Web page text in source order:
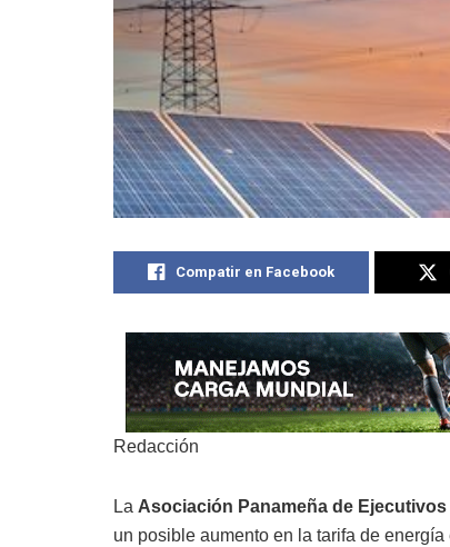
Compatir en Facebook
Redacción
La Asociación Panameña de
un posible aumento en la tarifa de